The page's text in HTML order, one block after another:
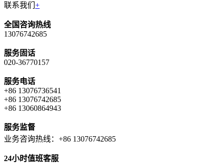
联系我们 +
全国咨询热线
13076742685
服务固话
020-36770157
服务电话
+86 13076736541
+86 13076742685
+86 13060864943
服务监督
业务咨询热线：+86 13076742685
24小时值班客服